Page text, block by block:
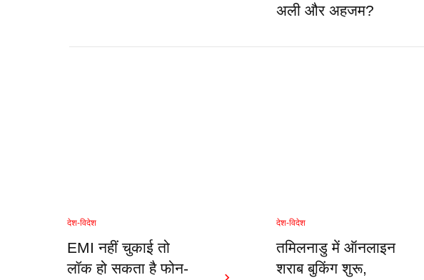
अली और अहजम?
देश-विदेश
EMI नहीं चुकाई तो
लॉक हो सकता है फोन-
देश-विदेश
तमिलनाडु में ऑनलाइन
शराब बुकिंग शुरू,